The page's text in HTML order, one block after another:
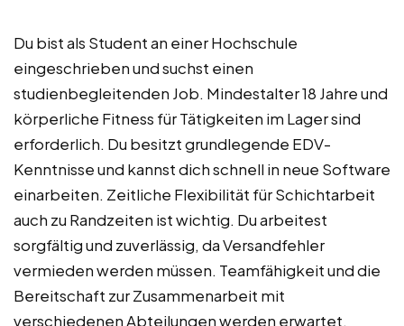
Du bist als Student an einer Hochschule
eingeschrieben und suchst einen
studienbegleitenden Job. Mindestalter 18 Jahre und
körperliche Fitness für Tätigkeiten im Lager sind
erforderlich. Du besitzt grundlegende EDV-
Kenntnisse und kannst dich schnell in neue Software
einarbeiten. Zeitliche Flexibilität für Schichtarbeit
auch zu Randzeiten ist wichtig. Du arbeitest
sorgfältig und zuverlässig, da Versandfehler
vermieden werden müssen. Teamfähigkeit und die
Bereitschaft zur Zusammenarbeit mit
verschiedenen Abteilungen werden erwartet.